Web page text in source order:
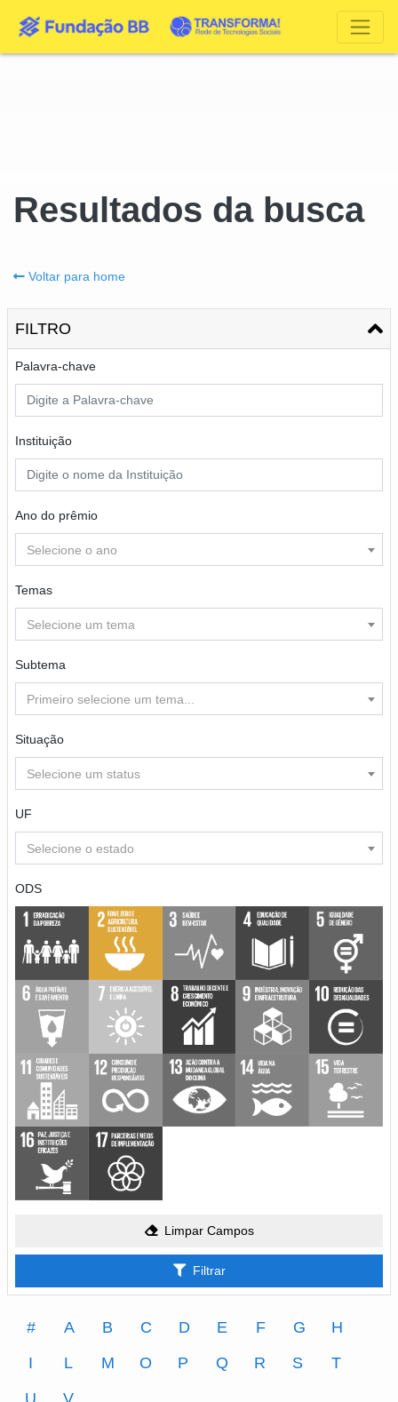
Resultados da busca
Voltar para home
FILTRO
Palavra-chave
Instituição
Ano do prêmio
Selecione o ano
Temas
Selecione um tema
Subtema
Primeiro selecione um tema...
Situação
Selecione um status
UF
Selecione o estado
ODS
Limpar Campos
Filtrar
# A B C D E F G
H
I
L M O P Q R S
T